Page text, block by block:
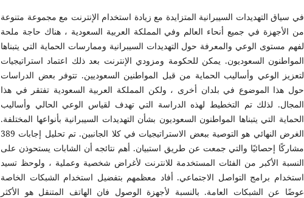
في سياق التهديدات السيبرانية المتزايدة مع زيادة استخدام الإنترنت مع مجموعة متنوعة
من الأجهزة في جميع أنحاء العالم وفي المملكة العربية السعودية ، هناك حاجة ملحة
لفهم مستوى الوعي والمعرفة حول التهديدات السيبرانية وممارسات الحماية التي يتبناها
المواطنون السعوديون. يمكن للحكومة ومزودي الإنترنت بعد ذلك اعتماد استراتيجيات
لتعزيز الوعي وأساليب الحماية من قبل المواطنين السعوديين. تتوفر بعض الدراسات
حول هذا الموضوع في بلدان أخرى ، ولكن المملكة العربية السعودية تفتقر في هذا
المجال. لذلك تم التخطيط لهذه الدراسة التي تهدف لقياس الوعي الحالي وأساليب
الحماية التي يتبناها المواطنون السعوديون بشأن التهديدات السيبرانية بأنواعها المختلفة.
الغرض النهائي هو التوصية ببعض الاستراتيجيات في كلا الجانبين. تم تحليل إجابات 389
مشاركًا إحصائيًا والتي جمعت عن طريق استبيان. أهم نتائجه أن الشابات يستحوذن على
النسبة الأكبر من الفئات المستخدمة للانترنت لأغراض شخصية وعملية ، ولوحظ تسيد
استخدام برامج التواصل الاجتماعي. أفاد معظمهم بتفضيل استخدام الشبكات الخاصة
عوضًا عن الشبكات العامة. بالنسبة لأجهزة الوصول فان الهاتف المتنقل هو الأكثر